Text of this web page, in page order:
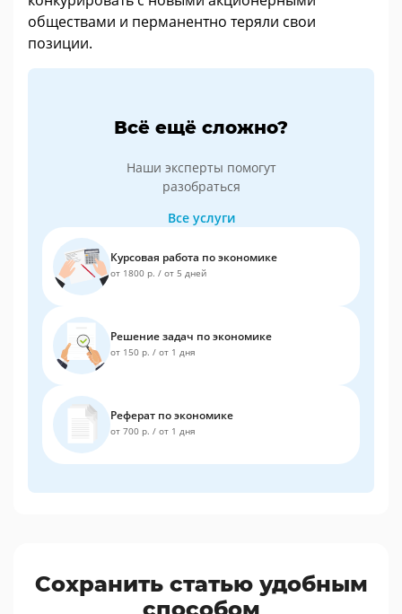
обществами и перманентно теряли свои
позиции.
Всё ещё сложно?
Наши эксперты помогут
разобраться
Все услуги
Курсовая работа по экономике
от 1800 р. / от 5 дней
Решение задач по экономике
от 150 р. / от 1 дня
Реферат по экономике
от 700 р. / от 1 дня
Сохранить статью удобным